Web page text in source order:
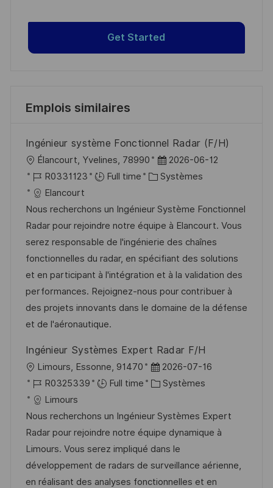
Get Started
Emplois similaires
Ingénieur système Fonctionnel Radar (F/H)
o
c
a
l
i
s
a
t
i
o
Élancourt, Yvelines, 78990
D
a
e
d
’
a
f
f
i
a
g
e
2026-06-12
R
é
f
é
r
e
n
c
e
d
p
o
s
t
e
R0331123 Full time
C
t
é
g
o
r
i
e
Systèmes
Elancourt
Nous recherchons un Ingénieur Système Fonctionnel
Radar pour rejoindre notre équipe à Elancourt. Vous
serez responsable de l'ingénierie des chaînes
fonctionnelles du radar, en spécifiant des solutions
et en participant à l'intégration et à la validation des
performances. Rejoignez-nous pour contribuer à
des projets innovants dans le domaine de la défense
et de l'aéronautique.
Ingénieur Systèmes Expert Radar F/H
o
c
a
l
i
s
a
Limours, Essonne, 91470
D
a
e
d
’
a
f
2026-07-16
R
é
f
é
r
e
n
R0325339 Full time
C
t
é
g
o
r
Systèmes
Limours
Nous recherchons un Ingénieur Systèmes Expert
Radar pour rejoindre notre équipe dynamique à
Limours. Vous serez impliqué dans le
développement de radars de surveillance aérienne,
en réalisant des analyses fonctionnelles et en